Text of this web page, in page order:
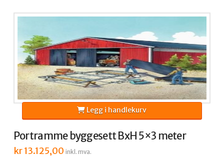
Portramme byggesett BxH 5×3 meter
kr13.125,00 inkl. mva.
Legg i handlekurv